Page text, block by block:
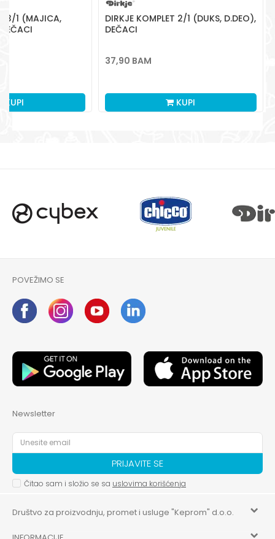
3/1 (MAJICA,
KUPI
DIRKJE KOMPLET 2/1 (DUKS, D.DEO),
DEČACI
37,90 BAM
KUPI
POVEŽIMO SE
Newsletter
PRIJAVITE SE
Čitao sam i složio se sa uslovima korišćenja
Društvo za proizvodnju, promet i usluge "Keprom" d.o.o.